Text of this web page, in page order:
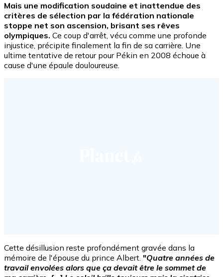
Mais une modification soudaine et inattendue des
critères de sélection par la fédération nationale
stoppe net son ascension, brisant ses rêves
olympiques. Ce coup d'arrêt, vécu comme une profonde
injustice, précipite finalement la fin de sa carrière. Une
ultime tentative de retour pour Pékin en 2008 échoue à
cause d'une épaule douloureuse.
Cette désillusion reste profondément gravée dans la
mémoire de l'épouse du prince Albert. "Quatre années de
travail envolées alors que ça devait être le sommet de